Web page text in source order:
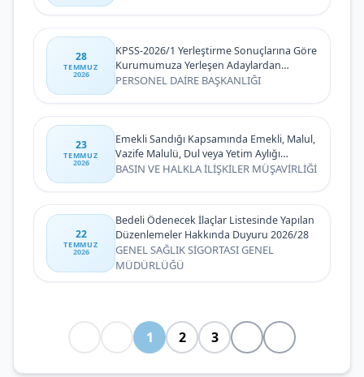
28
TEMMUZ
2026
KPSS-2026/1 Yerleştirme Sonuçlarına Göre
Kurumumuza Yerleşen Adaylardan
İstenen Belgelere İlişkin Duyuru
PERSONEL DAİRE BAŞKANLIĞI
23
TEMMUZ
2026
Emekli Sandığı Kapsamında Emekli, Malul,
Vazife Malulü, Dul veya Yetim Aylığı
Alanların 2026 Yılı Temmuz Dönemi Zam
BASIN VE HALKLA İLİŞKİLER MÜŞAVİRLİĞİ
22
TEMMUZ
2026
Bedeli Ödenecek İlaçlar Listesinde Yapılan
Düzenlemeler Hakkında Duyuru 2026/28
GENEL SAĞLIK SİGORTASI GENEL
MÜDÜRLÜĞÜ
1 2 3